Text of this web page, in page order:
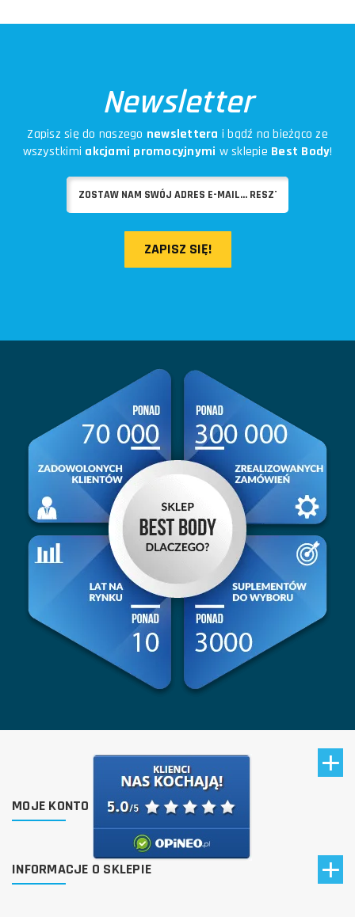
Newsletter
Zapisz się do naszego newslettera i bądź na bieżąco ze
wszystkimi akcjami promocyjnymi w sklepie Best Body!
ZAPISZ SIĘ!
MOJE KONTO
INFORMACJE O SKLEPIE